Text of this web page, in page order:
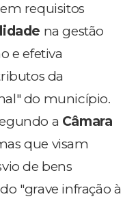
requisitos
na gestão
e efetiva
da
do município.
a Câmara
que visam
de bens
"grave infração à